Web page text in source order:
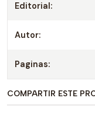
Editorial:
Autor:
Paginas:
COMPARTIR ESTE